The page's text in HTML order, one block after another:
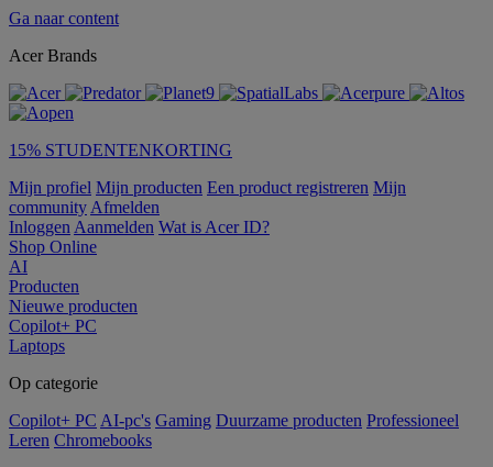
Ga naar content
Acer Brands
15% STUDENTENKORTING
Mijn profiel Mijn producten Een product registreren Mijn
community Afmelden
Inloggen Aanmelden Wat is Acer ID?
Shop Online
AI
Producten
Nieuwe producten
Copilot+ PC
Laptops
Op categorie
Copilot+ PC AI-pc's Gaming Duurzame producten Professioneel
Leren Chromebooks